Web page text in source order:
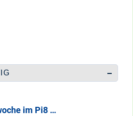
im Pi8 …